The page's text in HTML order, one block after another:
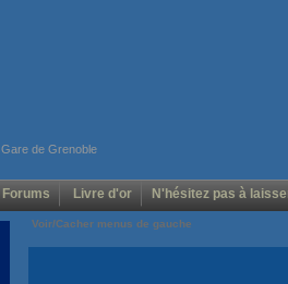
Gare de Grenoble
Forums Livre d'or N'hésitez pas à
Voir/Cacher menus de gauche